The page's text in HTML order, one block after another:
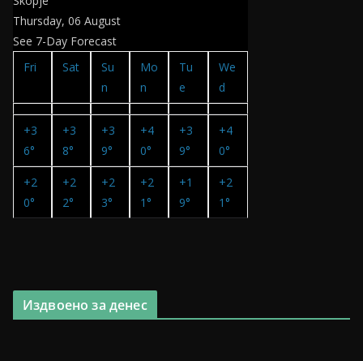
Thursday, 06 August
See 7-Day Forecast
Fri
Sat
Su
n
Mo
n
Tu
e
We
d
+3
6°
+3
8°
+3
9°
+4
0°
+3
9°
+4
0°
+2
0°
+2
2°
+2
3°
+2
1°
+1
9°
+2
1°
Издвоено за денес